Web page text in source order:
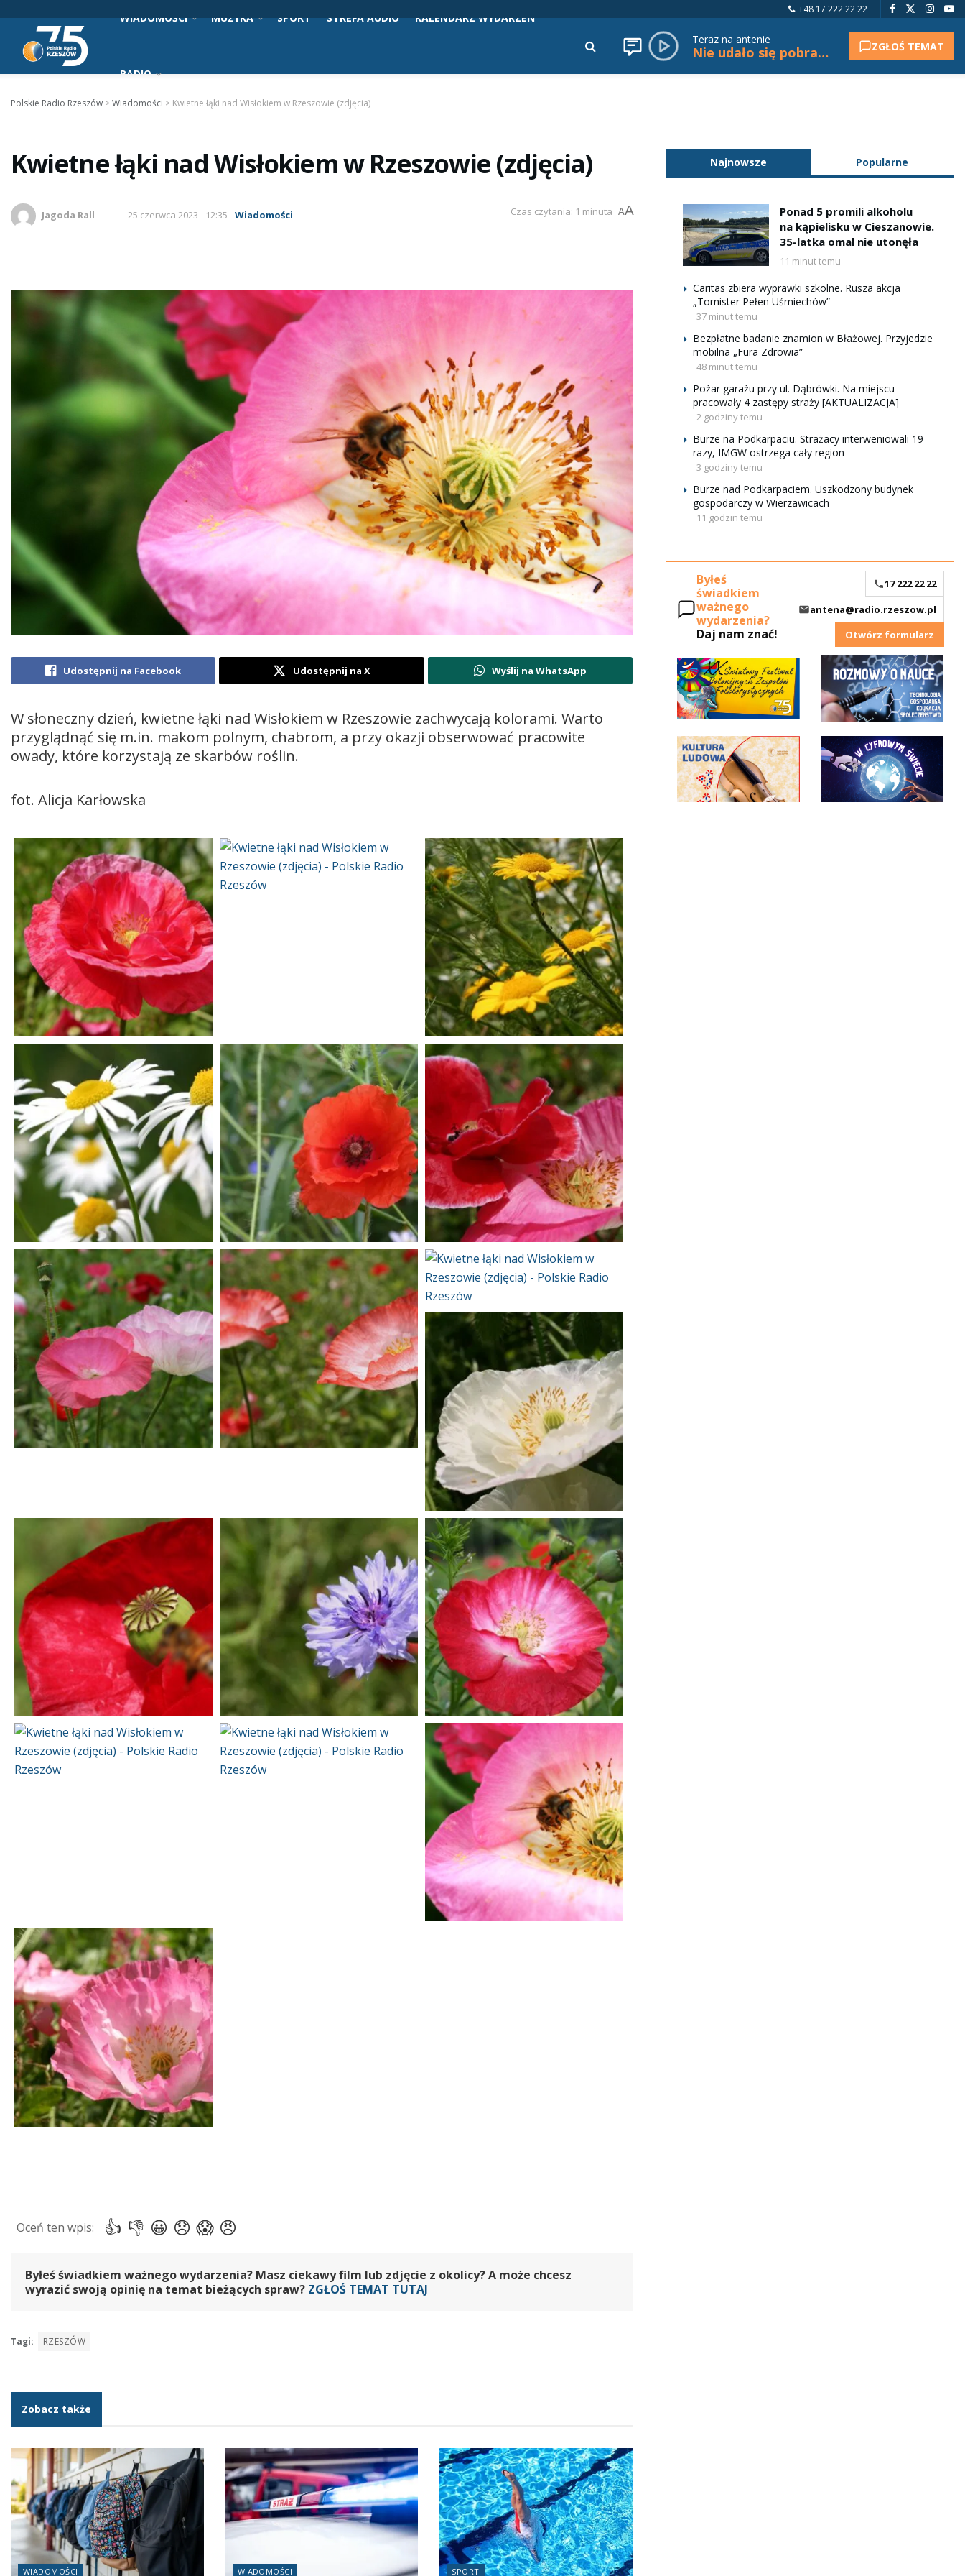
+48 17 222 22 22
WIADOMOŚCI MUZYKA SPORT STREFA AUDIO KALENDARZ WYDARZEŃ
RADIO
Teraz na antenie
Nie udało się pobrać tytułu. ZGŁOŚ TEMAT
Polskie Radio Rzeszów >Wiadomości > Kwietne łąki nad Wisłokiem w Rzeszowie (zdjęcia)
Kwietne łąki nad Wisłokiem w Rzeszowie (zdjęcia)
Jagoda Rall 25 czerwca 2023 - 12:35 Wiadomości Czas czytania: 1 minuta AA
Udostępnij na Facebook Udostępnij na X Wyślij na WhatsApp
W słoneczny dzień, kwietne łąki nad Wisłokiem w Rzeszowie zachwycają kolorami. Warto
przyglądnąć się m.in. makom polnym, chabrom, a przy okazji obserwować pracowite
owady, które korzystają ze skarbów roślin.
fot. Alicja Karłowska
Byłeś świadkiem ważnego wydarzenia? Masz ciekawy film lub zdjęcie z okolicy? A może chcesz
wyrazić swoją opinię na temat bieżących spraw? ZGŁOŚ TEMAT TUTAJ
Tagi: RZESZÓW
Zobacz także
WIADOMOŚCI WIADOMOŚCI SPORT
Najnowsze Popularne
Ponad 5 promili alkoholu
na kąpielisku w Cieszanowie.
35-latka omal nie utonęła
11 minut temu
Caritas zbiera wyprawki szkolne. Rusza akcja
„Tornister Pełen Uśmiechów”
37 minut temu
Bezpłatne badanie znamion w Błażowej. Przyjedzie
mobilna „Fura Zdrowia”
48 minut temu
Pożar garażu przy ul. Dąbrówki. Na miejscu
pracowały 4 zastępy straży [AKTUALIZACJA]
2 godziny temu
Burze na Podkarpaciu. Strażacy interweniowali 19
razy, IMGW ostrzega cały region
3 godziny temu
Burze nad Podkarpaciem. Uszkodzony budynek
gospodarczy w Wierzawicach
11 godzin temu
Byłeś
świadkiem
ważnego
wydarzenia?
Daj nam znać!
17 222 22 22
antena@radio.rzeszow.pl
Otwórz formularz